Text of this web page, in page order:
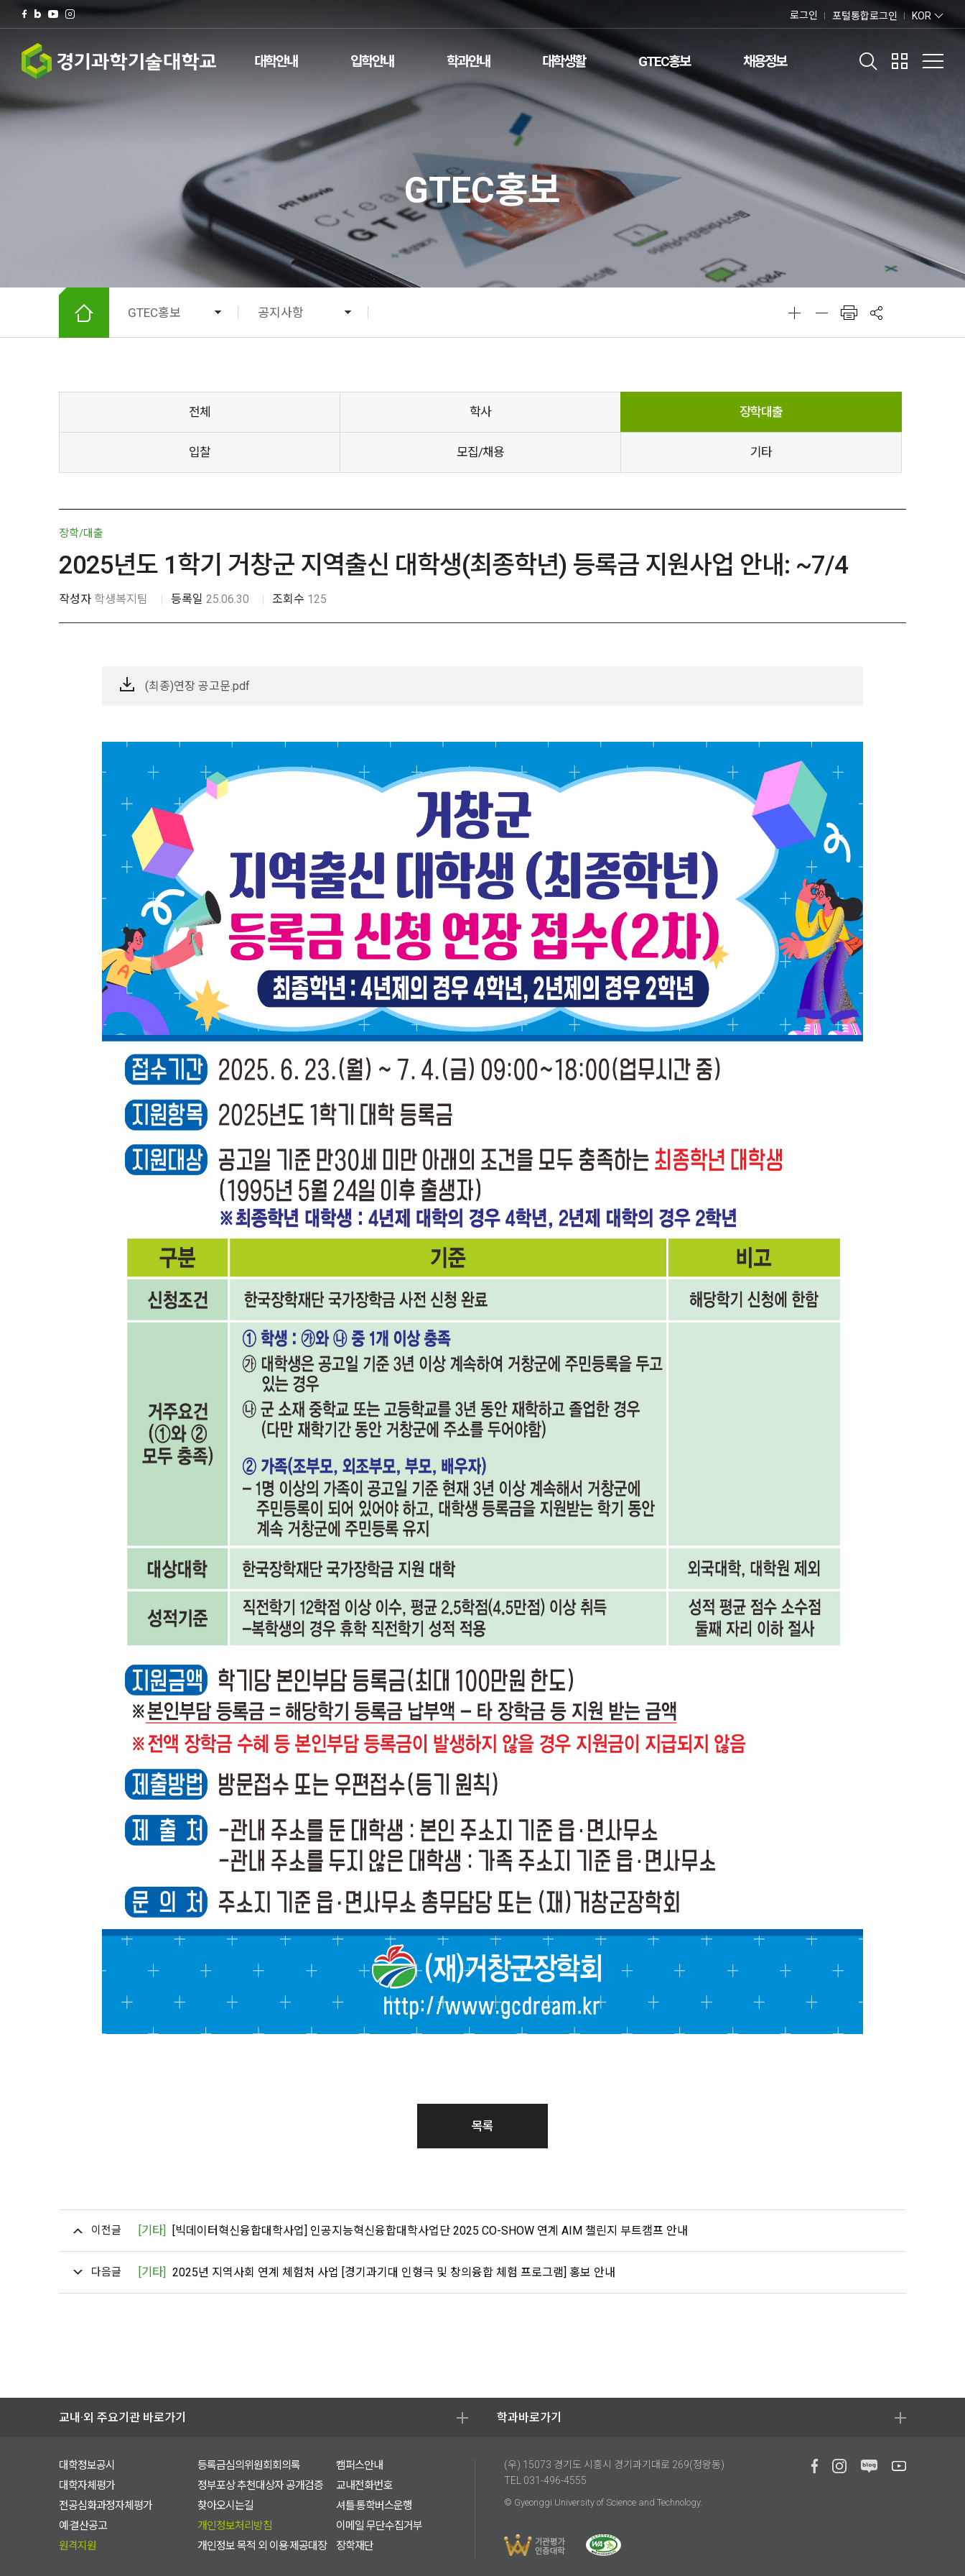
대학안내 입학안내 학과안내 대학생활 GTEC홍보 채용정보
로그인 포털통합로그인 KOR
검색 팝업존전체메뉴
GTEC홍보
GTEC홍보 공지사항
전체 학사 장학대출
입찰 모집/채용 기타
장학/대출
2025년도 1학기 거창군 지역출신 대학생(최종학년) 등록금 지원사업 안내: ~7/4
작성자 학생복지팀 등록일 25.06.30 조회수 125
(최종)연장 공고문.pdf
목록
이전글 [기타] [빅데이터혁신융합대학사업] 인공지능혁신융합대학사업단 2025 CO-SHOW 연계 AIM 챌린지 부트캠프 안내
다음글 [기타] 2025년 지역사회 연계 체험처 사업 [경기과기대 인형극 및 창의융합 체험 프로그램] 홍보 안내
교내·외 주요기관 바로가기 학과바로가기
대학정보공시 등록금심의위원회회의록
캠퍼스안내
대학자체평가
정부포상 추천대상자 공개검증
교내전화번호
전공심화과정자체평가
찾아오시는길
셔틀·통학버스운행
예·결산공고
개인정보처리방침
이메일 무단수집거부
원격지원
개인정보 목적 외 이용·제공대장 장학재단
(우) 15073 경기도 시흥시 경기과기대로 269(정왕동)
TEL 031-496-4555
© Gyeonggi University of Science and Technology.